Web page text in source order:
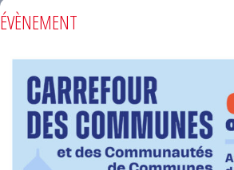
ÉVÈNEMENT